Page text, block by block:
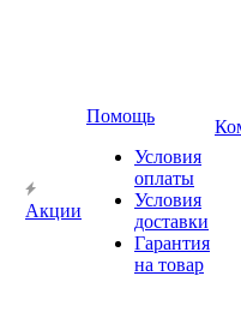
Акции
Помощь
Условия
оплаты
Условия
доставки
Гарантия
на товар